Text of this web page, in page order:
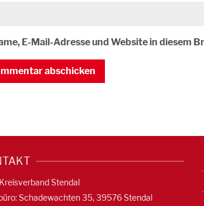
E-Mail-Adresse und Website in diesem
Stendal
Schadewachten 35, 39576 Stendal